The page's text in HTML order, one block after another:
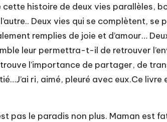
cette histoire de deux vies parallèles,
Deux vies qui se complètent,
remplies de joie et d’amour…
leur permettra-t-il de retrouver
l’importance de partager, de
ri, aimé, pleuré avec eux.Ce
pas le paradis non plus. Maman est